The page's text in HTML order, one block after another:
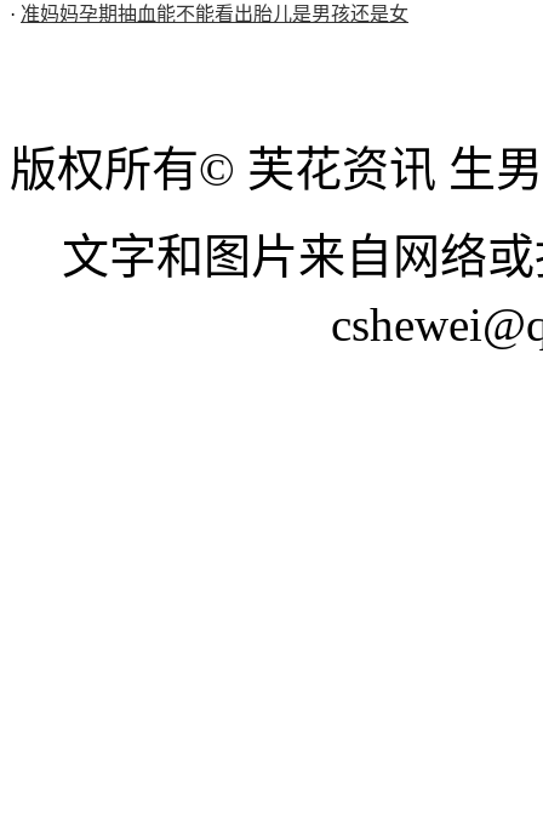
· 准妈妈孕期抽血能不能看出胎儿是男孩还是女
版权所有© 芙花资讯 生
文字和图片来自网络